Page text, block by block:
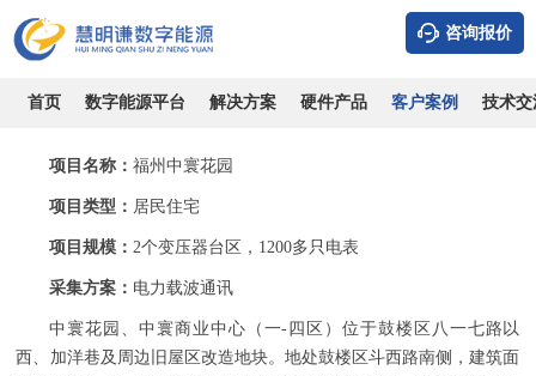
咨询报价
首页 数字能源平台 解决方案 硬件产品 客户案例 技术交
福州中寰花园-采用远程预付电力载波通讯应用案例
时间：2026-08-07 浏览：9559 作者：admin
项目名称：福州中寰花园
项目类型： 居民住宅
项目规模：2个变压器台区，1200多只电表
采集方案： 电力载波通讯
中寰花园、中寰商业中心（一-四区）位于鼓楼区八一七路以
西、加洋巷及周边旧屋区改造地块。地处鼓楼区斗西路南侧，建筑面